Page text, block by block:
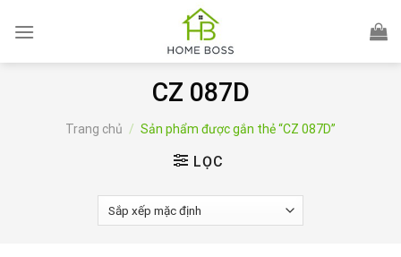
CZ 087D
Trang chủ / Sản phẩm được gắn thẻ “CZ 087D”
LỌC